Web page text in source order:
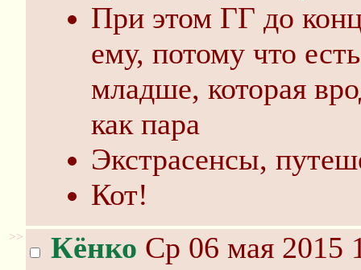
При этом ГГ до
ему, потому что
младше, которая
как пара
Экстрасенсы,
Кот!
>> Кёнко Ср 06 мая 2015